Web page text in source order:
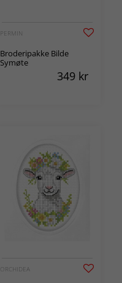
PERMIN
Broderipakke Bilde
Symøte
349 kr
ORCHIDEA